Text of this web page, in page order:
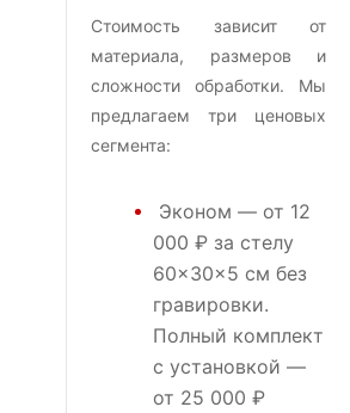
Стоимость зависит от
материала, размеров и
сложности обработки. Мы
предлагаем три ценовых
сегмента:
Эконом — от 12
000 ₽ за стелу
60×30×5 см без
гравировки.
Полный комплект
с установкой —
от 25 000 ₽